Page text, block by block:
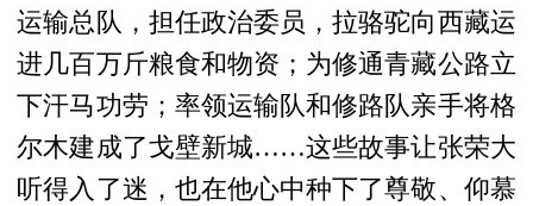
运输总队，担任政治委员，拉骆驼向西藏运
进几百万斤粮食和物资 ； 为修通青藏公路立
下汗马功劳 ； 率领运输队和修路队亲手将格
尔木建成了戈壁新城……这些故事让张荣大
听得入了迷 ，也在他心中种下了尊敬、 仰慕